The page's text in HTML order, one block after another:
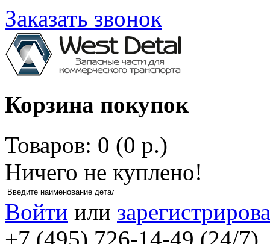
Заказать звонок
Корзина покупок
Товаров: 0 (0 р.)
Ничего не куплено!
Войти или
+7 (495) 726-14-49 (24/7)